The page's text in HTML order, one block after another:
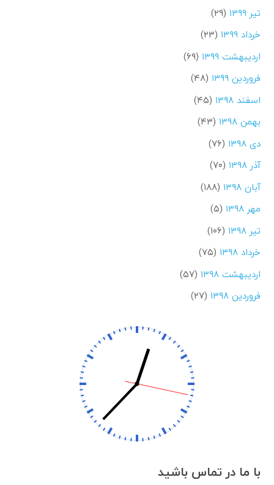
تیر ۱۳۹۹
(۲۹)
خرداد ۱۳۹۹
(۲۳)
اردیبهشت ۱۳۹۹
(۶۹)
فروردین ۱۳۹۹
(۴۸)
اسفند ۱۳۹۸
(۴۵)
بهمن ۱۳۹۸
(۴۳)
دی ۱۳۹۸
(۷۶)
آذر ۱۳۹۸
(۷۰)
آبان ۱۳۹۸
(۱۸۸)
مهر ۱۳۹۸
(۵)
تیر ۱۳۹۸
(۱۰۶)
خرداد ۱۳۹۸
(۷۵)
اردیبهشت ۱۳۹۸
(۵۷)
فروردین ۱۳۹۸
(۲۷)
با ما در تماس باشید